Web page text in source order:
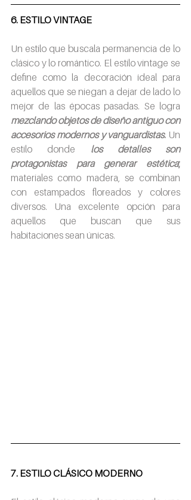
6. ESTILO VINTAGE
Un estilo que buscala permanencia de lo
clásico y lo romántico. El estilo vintage se
define como la decoración ideal para
aquellos que se niegan a dejar de lado lo
mezclando objetos de diseño antiguo con
accesorios modernos y vanguardistas. Un
estilo donde los detalles son
protagonistas para generar estética
materiales como madera, se combinan
con estampados floreados y colores
diversos. Una excelente opción para
aquellos que buscan que sus
habitaciones sean únicas.
7. ESTILO CLÁSICO MODERNO